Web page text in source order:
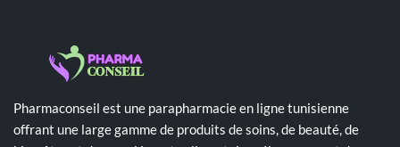
Pharmaconseil est une parapharmacie en ligne tunisienne
offrant une large gamme de produits de soins, de beauté, de